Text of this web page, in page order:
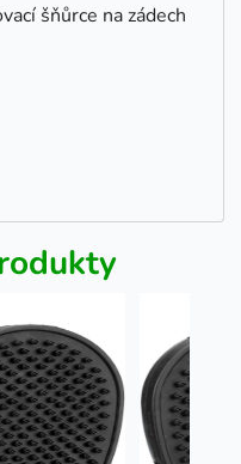
šňůrce na zádech